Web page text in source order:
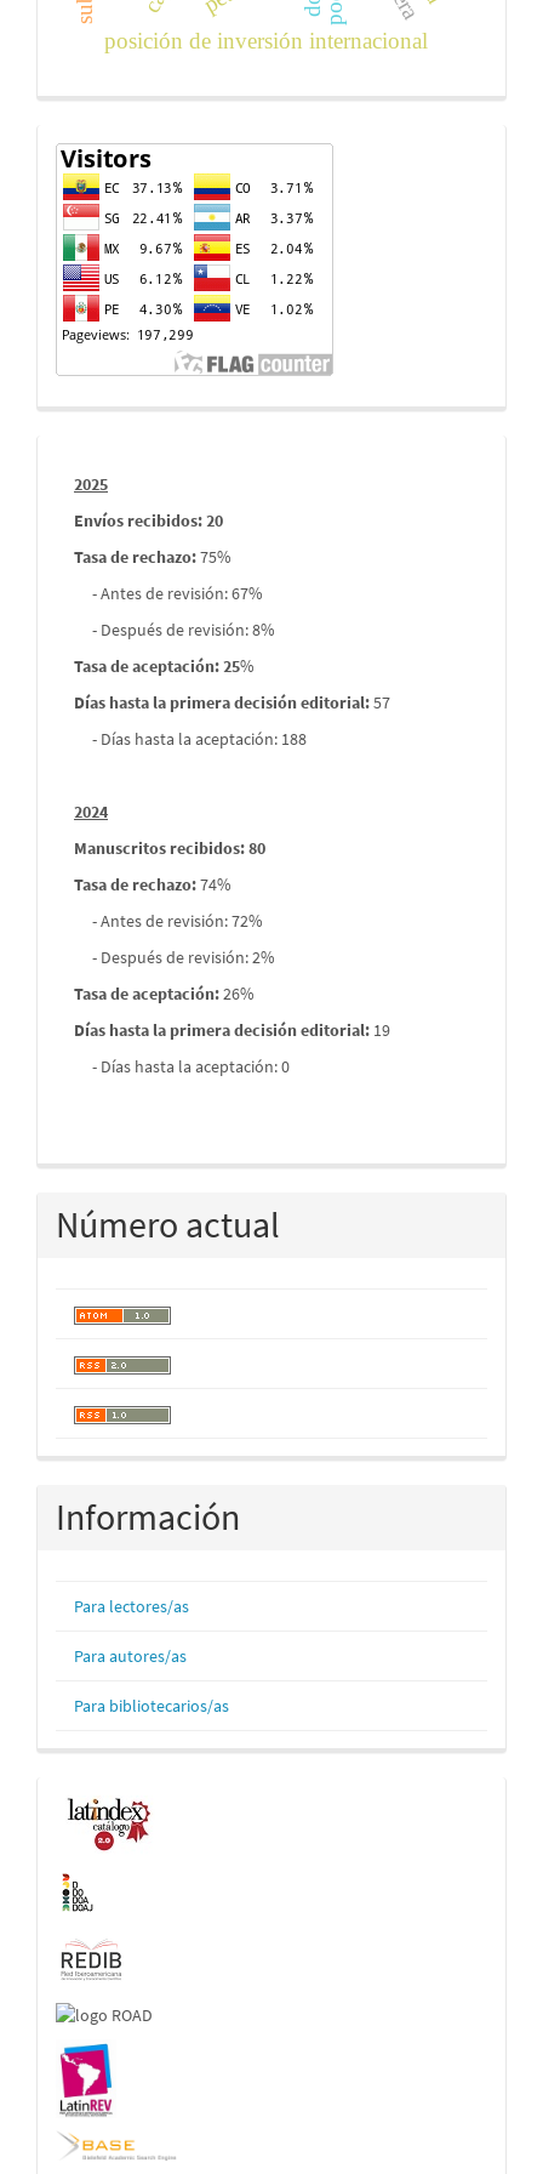
posición de inversión internacional
Contador
de
visitas
envios
2025
Envíos recibidos: 20
Tasa de rechazo:75%
- Antes de revisión: 67%
- Después de revisión: 8%
Tasa de aceptación: 25%
Días hasta la primera decisión editorial:57
- Días hasta la aceptación: 188
2024
Manuscritos recibidos: 80
Tasa de rechazo:74%
- Antes de revisión: 72%
- Después de revisión: 2%
Tasa de aceptación:26%
Días hasta la primera decisión editorial: 19
- Días hasta la aceptación: 0
Número actual
Información
Para lectores/as
Para autores/as
Para bibliotecarios/as
Indexaciones